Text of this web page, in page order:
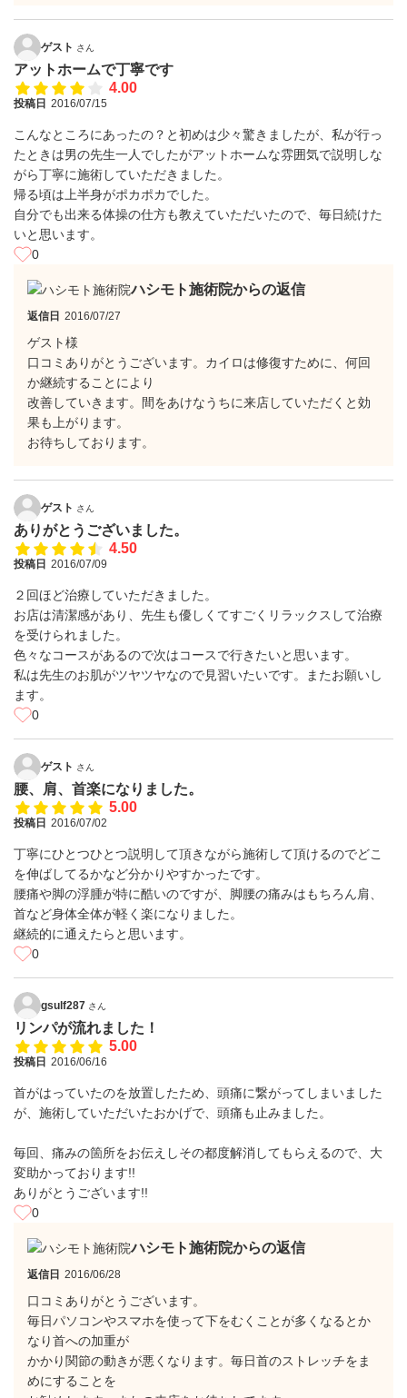
ゲスト さん
アットホームで丁寧です
4.00
投稿日 2016/07/15
こんなところにあったの？と初めは少々驚きましたが、私が行っ
たときは男の先生一人でしたがアットホームな雰囲気で説明しな
がら丁寧に施術していただきました。
帰る頃は上半身がポカポカでした。
自分でも出来る体操の仕方も教えていただいたので、毎日続けた
いと思います。
0
ハシモト施術院からの返信
返信日 2016/07/27
ゲスト様
口コミありがとうございます。カイロは修復すために、何回
か継続することにより
改善していきます。間をあけなうちに来店していただくと効
果も上がります。
お待ちしております。
ゲスト さん
ありがとうございました。
4.50
投稿日 2016/07/09
２回ほど治療していただきました。
お店は清潔感があり、先生も優しくてすごくリラックスして治療
を受けられました。
色々なコースがあるので次はコースで行きたいと思います。
私は先生のお肌がツヤツヤなので見習いたいです。またお願いし
ます。
0
ゲスト さん
腰、肩、首楽になりました。
5.00
投稿日 2016/07/02
丁寧にひとつひとつ説明して頂きながら施術して頂けるのでどこ
を伸ばしてるかなど分かりやすかったです。
腰痛や脚の浮腫が特に酷いのですが、脚腰の痛みはもちろん肩、
首など身体全体が軽く楽になりました。
継続的に通えたらと思います。
0
gsulf287 さん
リンパが流れました！
5.00
投稿日 2016/06/16
首がはっていたのを放置したため、頭痛に繋がってしまいました
が、施術していただいたおかげで、頭痛も止みました。
毎回、痛みの箇所をお伝えしその都度解消してもらえるので、大
変助かっております!!
ありがとうございます!!
0
ハシモト施術院からの返信
返信日 2016/06/28
口コミありがとうございます。
毎日パソコンやスマホを使って下をむくことが多くなるとか
なり首への加重が
かかり関節の動きが悪くなります。毎日首のストレッチをま
めにすることを